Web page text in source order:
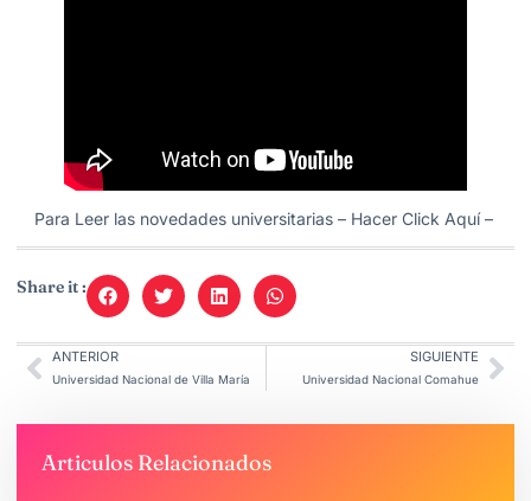
Para Leer las novedades universitarias – Hacer Click Aquí–
Share it :
ANTERIOR
Universidad Nacional de Villa María
SIGUIENTE
Universidad Nacional Comahue
Articulos Relacionados